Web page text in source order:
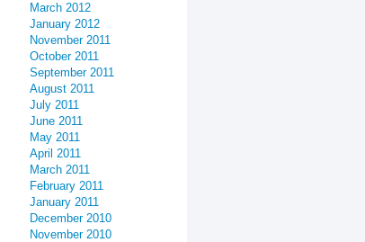
March 2012
January 2012
November 2011
October 2011
September 2011
August 2011
July 2011
June 2011
May 2011
April 2011
March 2011
February 2011
January 2011
December 2010
November 2010